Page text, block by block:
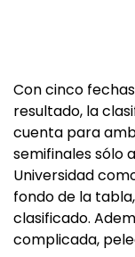
Con cinco
resultado, la
cuenta para
semifinales sólo
Universidad
fondo de la
clasificado.
complicada,